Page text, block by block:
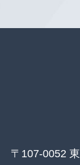
〒107-0052